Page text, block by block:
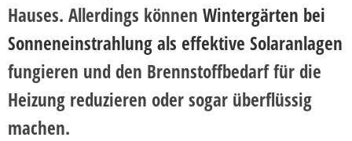
Hauses. Allerdings können Wintergärten bei
Sonneneinstrahlung als effektive Solaranlagen
fungieren und den Brennstoffbedarf für die
Heizung reduzieren oder sogar überflüssig
machen.